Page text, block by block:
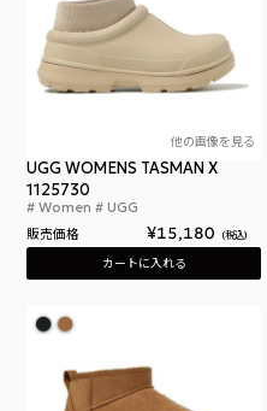
他の画像を見る
UGG WOMENS TASMAN X
1125730
Women UGG
販売価格 ¥15,180 税込
カートに入れる